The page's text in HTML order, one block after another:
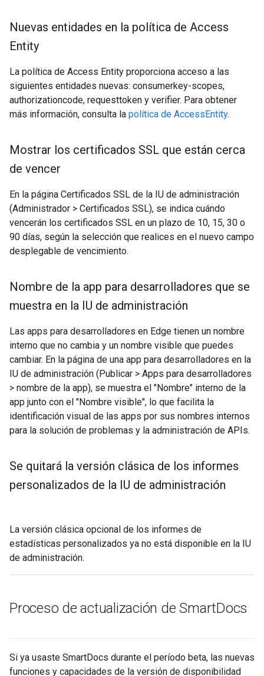
Nuevas entidades en la política de Access
Entity
La política de Access Entity proporciona acceso a las
siguientes entidades nuevas: consumerkey-scopes,
authorizationcode, requesttoken y verifier. Para obtener
más información, consulta la política de AccessEntity.
Mostrar los certificados SSL que están cerca
de vencer
En la página Certificados SSL de la IU de administración
(Administrador > Certificados SSL), se indica cuándo
vencerán los certificados SSL en un plazo de 10, 15, 30 o
90 días, según la selección que realices en el nuevo campo
desplegable de vencimiento.
Nombre de la app para desarrolladores que se
muestra en la IU de administración
Las apps para desarrolladores en Edge tienen un nombre
interno que no cambia y un nombre visible que puedes
cambiar. En la página de una app para desarrolladores en la
IU de administración (Publicar > Apps para desarrolladores
> nombre de la app), se muestra el "Nombre" interno de la
app junto con el "Nombre visible", lo que facilita la
identificación visual de las apps por sus nombres internos
para la solución de problemas y la administración de APIs.
Se quitará la versión clásica de los informes
personalizados de la IU de administración
La versión clásica opcional de los informes de
estadísticas personalizados ya no está disponible en la IU
de administración.
Proceso de actualización de SmartDocs
Si ya usaste SmartDocs durante el período beta, las nuevas
funciones y capacidades de la versión de disponibilidad